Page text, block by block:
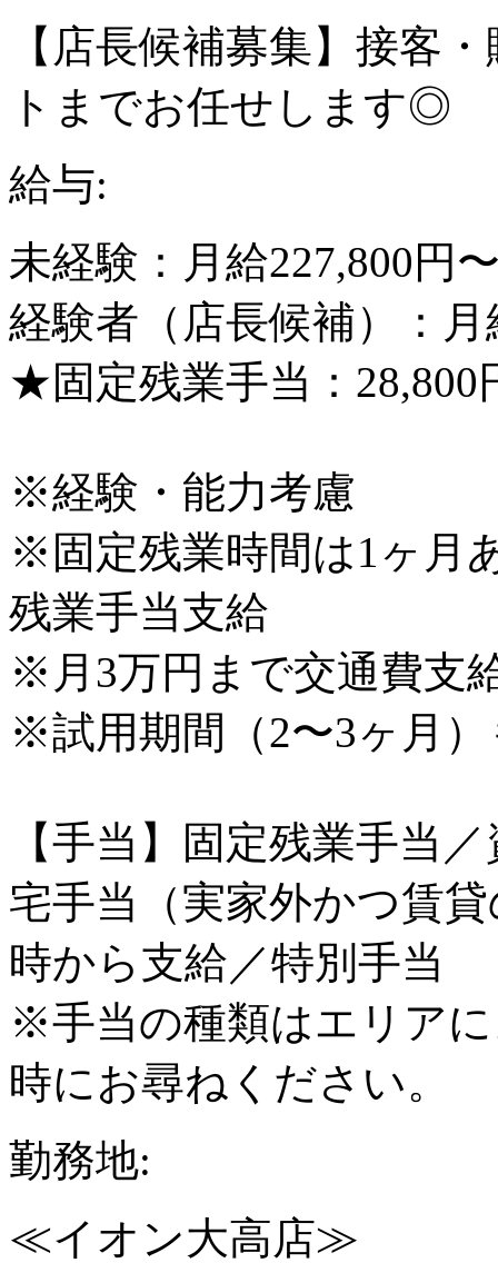
【店長候補募集】接客
トまでお任せします◎
給与:
未経験：月給227,800円
経験者（店長候補）：月
★固定残業手当：28,800
※経験・能力考慮
※固定残業時間は1ヶ月
残業手当支給
※月3万円まで交通費支
※試用期間（2〜3ヶ月
【手当】固定残業手当
宅手当（実家外かつ賃
時から支給／特別手当
※手当の種類はエリア
時にお尋ねください。
勤務地:
≪イオン大高店≫